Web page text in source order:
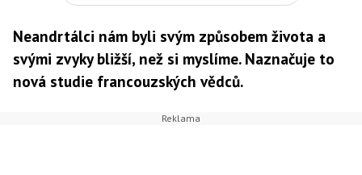
Neandrtálci nám byli svým způsobem života a
svými zvyky bližší, než si myslíme. Naznačuje to
nová studie francouzských vědců.